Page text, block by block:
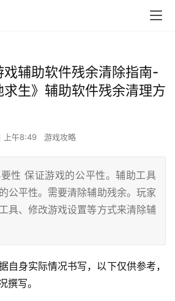
戏辅助软件残余清除指南-
生》辅助软件残余清理方
上午8:49 游戏攻略
性 保证游戏的公平性。辅助工具
公平性。需要清除辅助残余。玩家
具、修改游戏设置等方式来清除辅
自身实际情况书写，以下仅供参考，
撰写。